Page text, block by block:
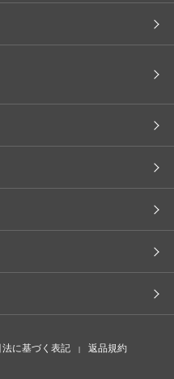
に基づく表記 返品規約